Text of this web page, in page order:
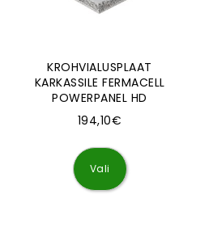
KROHVIALUSPLAAT
KARKASSILE FERMACELL
POWERPANEL HD
194,10€
Vali